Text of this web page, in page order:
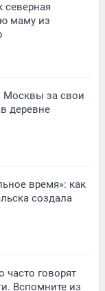
маму из
Москвы за свои
деревне
время»: как
создала
часто говорят
Вспомните из